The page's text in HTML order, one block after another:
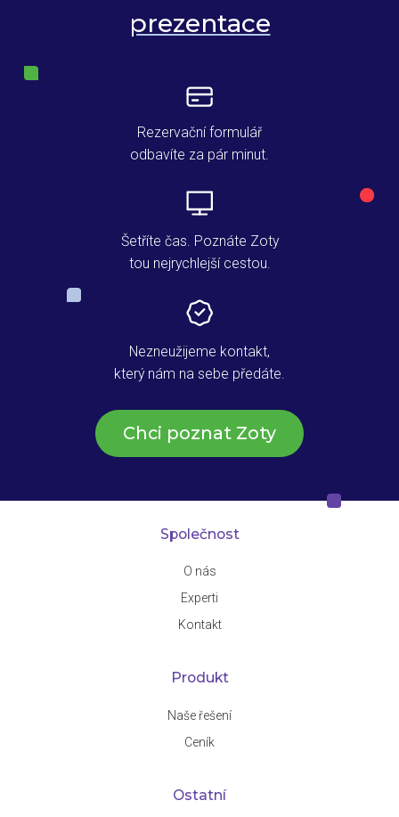
prezentace
Rezervační formulář
odbavíte za pár minut.
Šetříte čas. Poznáte Zoty
tou nejrychlejší cestou.
Nezneužijeme kontakt,
který nám na sebe předáte.
Chci poznat Zoty
Společnost
O nás
Experti
Kontakt
Produkt
Naše řešení
Ceník
Ostatní